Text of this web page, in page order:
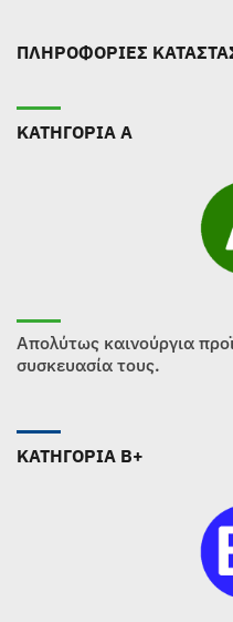
ΠΛΗΡΟΦΟΡΙΕΣ
ΚΑΤΗΓΟΡΙΑ Α
Απολύτως καινούργια
συσκευασία τους.
ΚΑΤΗΓΟΡΙΑ B+